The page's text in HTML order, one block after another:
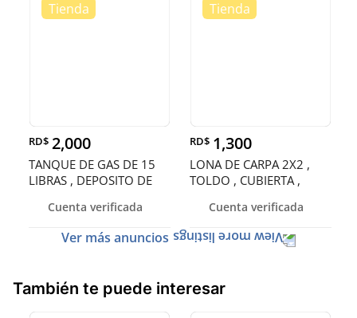
RD$ 2,000
TANQUE DE GAS DE 15
LIBRAS , DEPOSITO DE
Cuenta verificada
RD$ 1,300
LONA DE CARPA 2X2 ,
TOLDO , CUBIERTA ,
Cuenta verificada
Ver más anuncios
También te puede interesar